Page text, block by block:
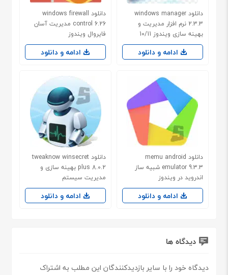
دانلود windows manager
2.3.3 نرم افزار مدیریت و
بهینه سازی ویندوز 10/11
ادامه و دانلود
دانلود windows firewall
control 6.26 مدیریت آسان
فایروال ویندوز
ادامه و دانلود
دانلود memu android
emulator 9.3.3 شبیه ساز
اندروید در ویندوز
ادامه و دانلود
دانلود tweaknow winsecret
plus 8.0.2 بهینه سازی و
مدیریت سیستم
ادامه و دانلود
دیدگاه ها
دیدگاه خود را با سایر بازدیدکنندگان این مطلب به اشتراک